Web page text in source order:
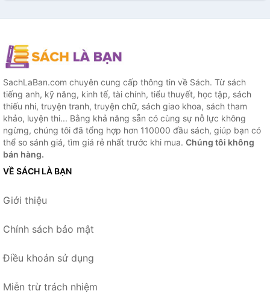
SachLaBan.com chuyên cung cấp thông tin về Sách. Từ sách
tiếng anh, kỹ năng, kinh tế, tài chính, tiểu thuyết, học tập, sách
thiếu nhi, truyện tranh, truyện chữ, sách giao khoa, sách tham
khảo, luyện thi... Bằng khả năng sẵn có cùng sự nỗ lực không
ngừng, chúng tôi đã tổng hợp hơn 110000 đầu sách, giúp bạn có
thể so sánh giá, tìm giá rẻ nhất trước khi mua. Chúng tôi không
bán hàng.
VỀ SÁCH LÀ BẠN
Giới thiệu
Chính sách bảo mật
Điều khoản sử dụng
Miễn trừ trách nhiệm